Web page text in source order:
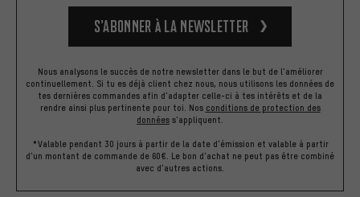
S’abonner à la newsletter
Nous analysons le succès de notre newsletter dans le but de l'améliorer
continuellement. Si tu es déjà client chez nous, nous utilisons les données de
tes dernières commandes afin d'adapter celle-ci à tes intérêts et de la
rendre ainsi plus pertinente pour toi. Nos conditions de protection des
données s'appliquent.
*Valable pendant 30 jours à partir de la date d'émission et valable à partir
d'un montant de commande de 60€. Le bon d'achat ne peut pas être combiné
avec d'autres actions.